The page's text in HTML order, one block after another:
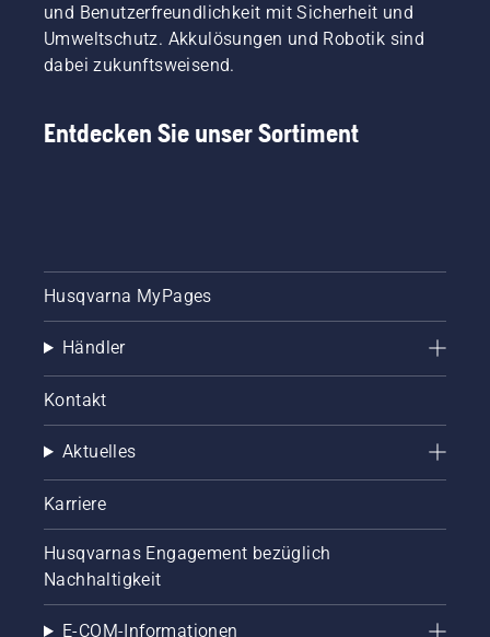
und Benutzerfreundlichkeit mit Sicherheit und
Umweltschutz. Akkulösungen und Robotik sind
dabei zukunftsweisend.
Entdecken Sie unser Sortiment
Husqvarna MyPages
Händler
Kontakt
Aktuelles
Karriere
Husqvarnas Engagement bezüglich
Nachhaltigkeit
E-COM-Informationen